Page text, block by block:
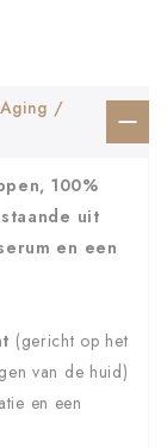
/
100%
uit
en een
(gericht op het
van de huid)
en een